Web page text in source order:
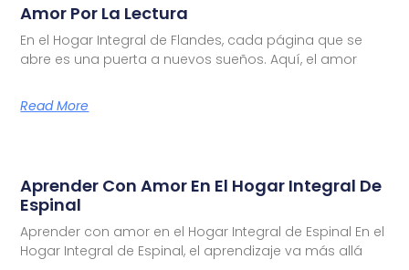
Amor Por La Lectura
En el Hogar Integral de Flandes, cada página que se
abre es una puerta a nuevos sueños. Aquí, el amor
Read More
Aprender Con Amor En El Hogar Integral De
Espinal
Aprender con amor en el Hogar Integral de Espinal En el
Hogar Integral de Espinal, el aprendizaje va más allá